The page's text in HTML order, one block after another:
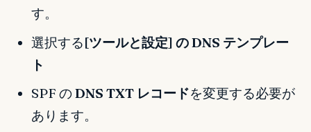
す。
選択する[ツールと設定] の DNS テンプレー
ト
SPF のDNS TXT レコードを変更する必要が
あります。